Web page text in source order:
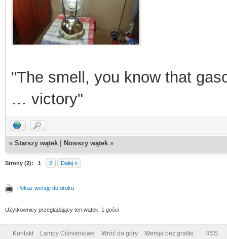
"The smell, you know that
… victory"
« Starszy wątek Nowszy wątek »
Strony (2): 1 2 Dalej »
Pokaż wersję do druku
Użytkownicy przeglądający ten wątek: 1 gości
Kontakt Lampy Ciśnieniowe Wróć do góry Wersja bez grafiki RSS